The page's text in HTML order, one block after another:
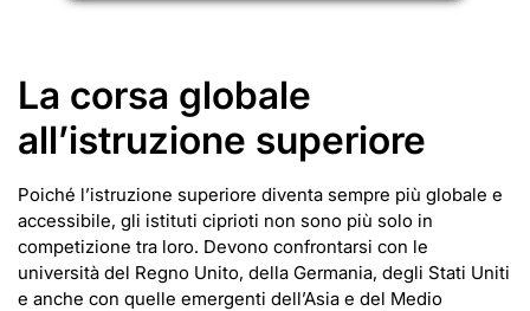
La corsa globale
all’istruzione superiore
Poiché l’istruzione superiore diventa sempre più globale e
accessibile, gli istituti ciprioti non sono più solo in
competizione tra loro. Devono confrontarsi con le
università del Regno Unito, della Germania, degli Stati Uniti
e anche con quelle emergenti dell’Asia e del Medio